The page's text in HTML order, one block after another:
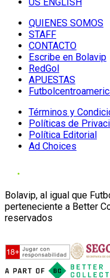
QUIENES SOMOS
STAFF
CONTACTO
Escribe en Bolavip
RedGol
APUESTAS
Términos y
Políticas de
Política Editorial
Ad Choices
Bolavip, al igual que
perteneciente a Better
reservados